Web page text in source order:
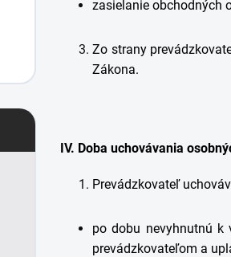
zasielanie obchodných
Zo strany
Zákona.
IV. Doba uchovávania
Prevádzkovateľ
po dobu nevyhnutnú k
prevádzkovateľom a